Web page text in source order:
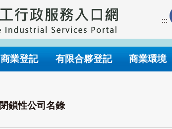
:::
商業登記 有限合夥登記 商業環境
閉鎖性公司名錄